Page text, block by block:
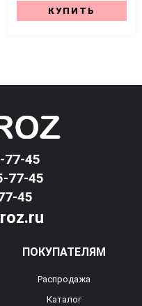
КУПИТЬ
77-45
77-45
45
ПОКУПАТЕЛЯМ
Распродажа
Каталог